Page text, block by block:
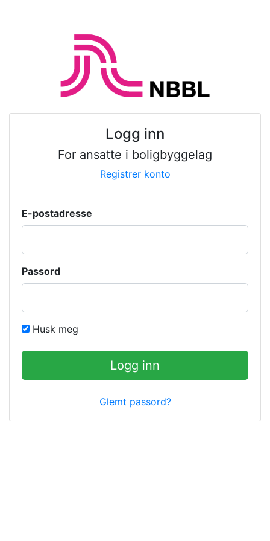
Logg inn
For ansatte i boligbyggelag
Registrer konto
E-postadresse
Passord
Husk meg
Logg inn
Glemt passord?